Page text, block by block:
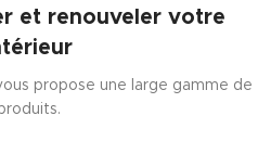
et renouveler votre
propose une large gamme de